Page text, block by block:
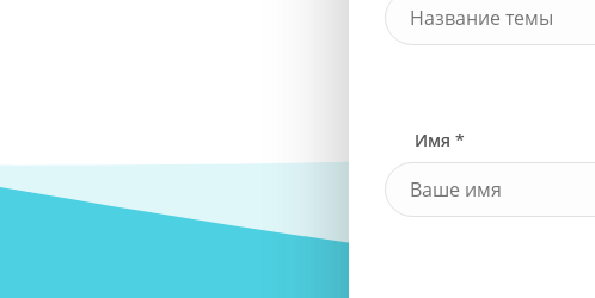
Имя *